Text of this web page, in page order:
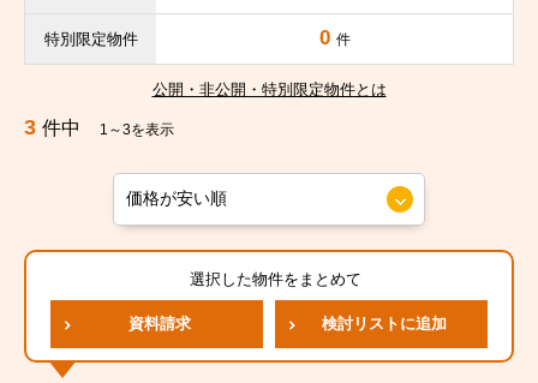
特別限定物件 0 件
公開・非公開・特別限定物件とは
3 件中 1～3を表示
選択した物件をまとめて
資料請求 検討リストに追加